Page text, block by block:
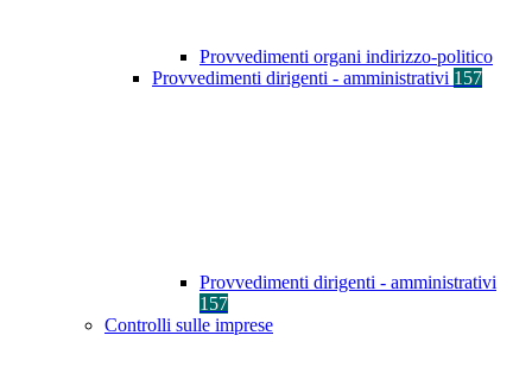
Provvedimenti organi indirizzo-politico
Provvedimenti dirigenti - amministrativi 157
Provvedimenti dirigenti - amministrativi
157
Controlli sulle imprese